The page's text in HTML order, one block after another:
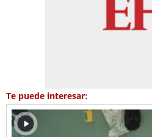
Te puede interesar: